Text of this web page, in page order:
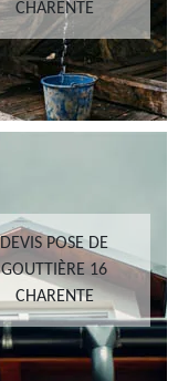
CHARENTE
DEVIS POSE DE
GOUTTIÈRE 16
CHARENTE